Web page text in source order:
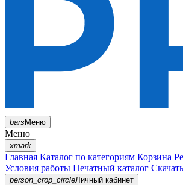
barsМеню
Меню
xmark
Главная Каталог по категориям Корзина
Условия работы Печатный каталог
person_crop_circleЛичный кабинет